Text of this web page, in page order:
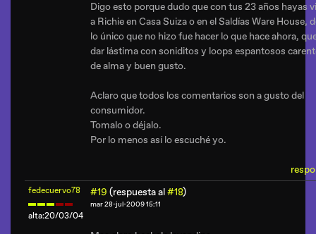
Digo esto porque dudo que con tus 23 años hayas
a Richie en Casa Suiza o en el Saldías Ware House,
lo único que no hizo fue hacer lo que hace ahora,
dar lástima con soniditos y loops espantosos
de alma y buen gusto.
Aclaro que todos los comentarios son a gusto del
consumidor.
Tomalo o déjalo.
Por lo menos así lo escuché yo.
fedecuervo78
alta:20/03/04
#19 (respuesta al#18)
mar 28-jul-2009 15:11